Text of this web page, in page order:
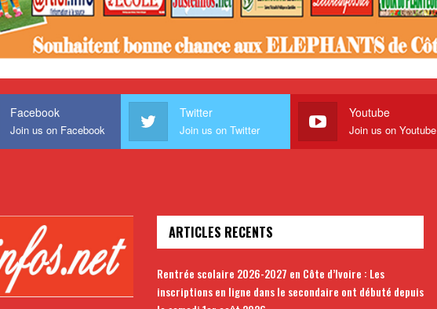
Facebook
Join us on Facebook
Twitter
Join us on Twitter
Youtube
Join us on Youtube
ARTICLES RECENTS
Rentrée scolaire 2026-2027 en Côte d’Ivoire : Les
inscriptions en ligne dans le secondaire ont débuté depuis